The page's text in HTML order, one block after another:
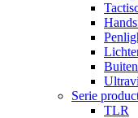
Serie
TLR